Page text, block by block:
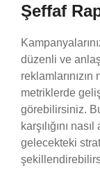
Şeffaf
düzenli ve
metriklerde
görebilirsiniz.
karşılığını
gelecekteki